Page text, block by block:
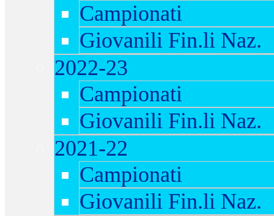
Campionati
Giovanili Fin.li Naz.
2022-23
Campionati
Giovanili Fin.li Naz.
2021-22
Campionati
Giovanili Fin.li Naz.